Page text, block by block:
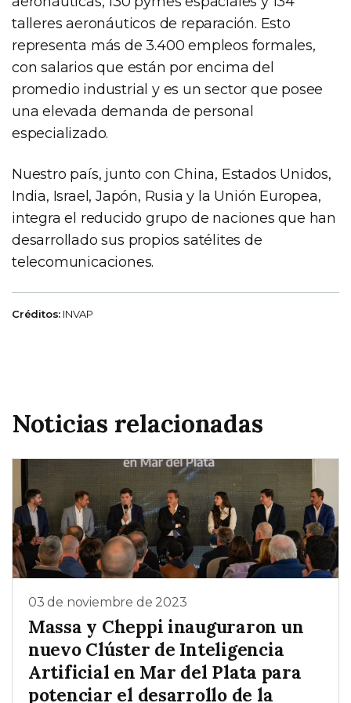
talleres aeronáuticos de reparación. Esto
representa más de 3.400 empleos formales,
con salarios que están por encima del
promedio industrial y es un sector que posee
una elevada demanda de personal
especializado.
Nuestro país, junto con China, Estados Unidos,
India, Israel, Japón, Rusia y la Unión Europea,
integra el reducido grupo de naciones que han
desarrollado sus propios satélites de
telecomunicaciones.
Créditos: INVAP
Noticias relacionadas
03 de noviembre de 2023
Massa y Cheppi inauguraron un
nuevo Clúster de Inteligencia
Artificial en Mar del Plata para
potenciar el desarrollo de la